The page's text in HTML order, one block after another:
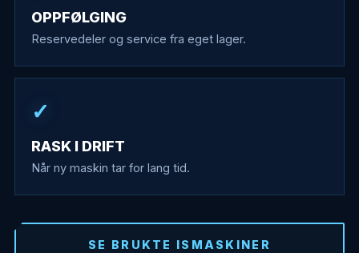
OPPFØLGING
Reservedeler og service fra eget lager.
✓
RASK I DRIFT
Når ny maskin tar for lang tid.
SE BRUKTE ISMASKINER